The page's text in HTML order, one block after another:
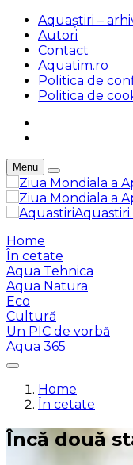
Aquaștiri –
Autori
Contact
Aquatim.ro
Politica de
Politica de
Menu
Home
În cetate
Aqua Tehnica
Aqua Natura
Eco
Cultură
Un PIC de vorbă
Aqua 365
Home
În cetate
Încă două